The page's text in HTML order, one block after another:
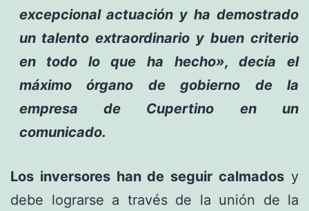
excepcional actuación y ha demostrado
un talento extraordinario y buen criterio
en todo lo que ha hecho», decía el
máximo órgano de gobierno de la
empresa de Cupertino en un
comunicado.
Los inversores han de seguir calmados y
debe lograrse a través de la unión de la